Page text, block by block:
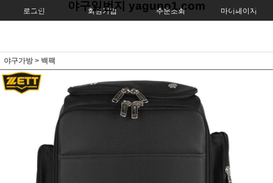
로그인 회원가입 주문조회 마이페이지
야구일번지 yaguno1.com
야구가방> 백팩